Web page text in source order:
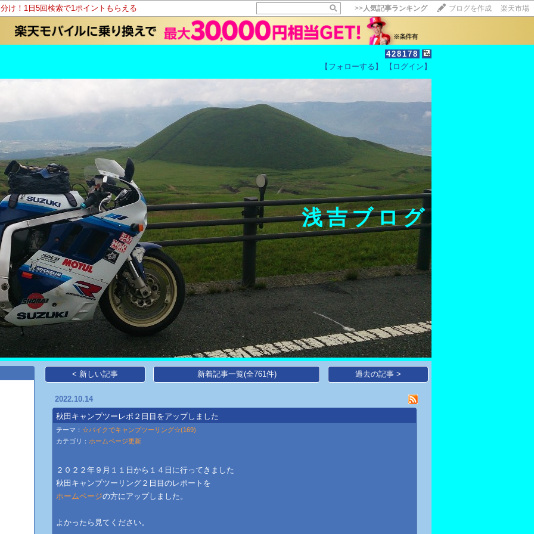
け！1日5回検索で1ポイントもらえる >>人気記事ランキング ブログを作成 楽天市場
428178
【フォローする】
【ログイン】
浅吉ブログ
10秒滞在
< 新しい記事 新着記事一覧(全761件) 過去の記事 >
2022.10.14
秋田キャンプツーレポ２日目をアップしました
テーマ： ☆バイクでキャンプツーリング☆(169)
カテゴリ： ホームページ更新
２０２２年９月１１日から１４日に行ってきました
秋田キャンプツーリング２日目のレポートを
ホームページ​の方にアップしました。
よかったら見てください。